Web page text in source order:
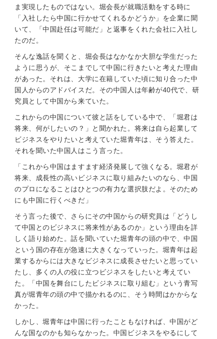
ま実現したものではない。堀会長が就職活動をする時に
「入社したら中国に行かせてくれるかどうか」を企業に聞
いて、「中国赴任は可能だ」と返事をくれた会社に入社し
たのだ。
そんな逸話を聞くと、堀会長はなかなか大胆な学生だった
ように思うが、そこまでして中国に行きたいと考えた理由
があった。それは、大学に在籍していた頃に知り合った中
国人からのアドバイスだ。その中国人は年齢が40代で、研
究員として中国から来ていた。
これからの中国について彼と話をしている中で、「堀君は
将来、何がしたいの？」と聞かれた。将来は自ら起業して
ビジネスをやりたいと考えていた堀青年は、そう答えた。
それを聞いた中国人はこう言った。
「これから中国はますます経済発展して強くなる。堀君が
将来、成長性の高いビジネスに取り組みたいのなら、中国
のプロになることはひとつの有力な選択肢だよ。そのため
にも中国に行くべきだ」
そう言った後で、さらにその中国からの研究員は「どうし
て中国とのビジネスに将来性があるのか」という理由を詳
しく語り始めた。話を聞いていた堀青年の頭の中で、中国
という国の存在が急速に大きくなっていった。堀青年は起
業するからには大きなビジネスに成長させたいと思ってい
たし、多くの人の役に立つビジネスをしたいと考えてい
た。「中国を舞台にしたビジネスに取り組む」という青写
真が堀青年の頭の中で描かれるのに、そう時間はかからな
かった。
しかし、堀青年は中国に行ったこともなければ、中国がど
んな国なのかも知らなかった。中国ビジネスをやるにして